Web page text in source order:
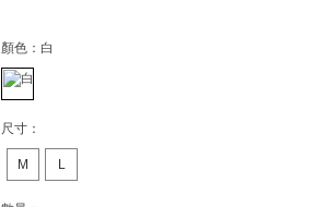
顏色： 白
尺寸：
M L